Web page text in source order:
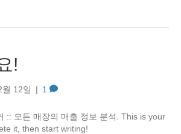
!
12일 | 1
:: 모든 매장의 매출 정보 분석. This is your
it, then start writing!